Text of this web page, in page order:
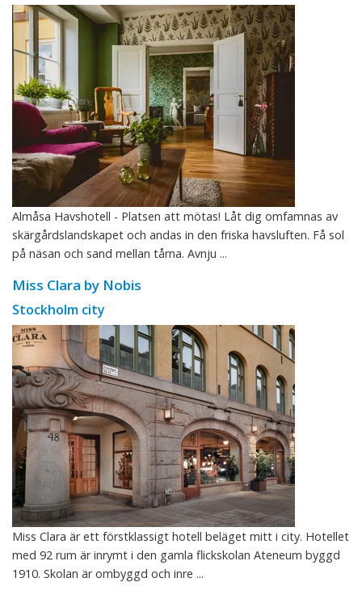
Almåsa Havshotell - Platsen att mötas! Låt dig omfamnas av
skärgårdslandskapet och andas in den friska havsluften. Få sol
på näsan och sand mellan tårna. Avnju ...
Miss Clara by Nobis
Stockholm city
Miss Clara är ett förstklassigt hotell beläget mitt i city. Hotellet
med 92 rum är inrymt i den gamla flickskolan Ateneum byggd
1910. Skolan är ombyggd och inre ...